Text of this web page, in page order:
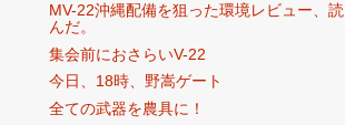
MV-22沖縄配備を狙った環境レビュー、読
んだ。
集会前におさらいV-22
今日、18時、野嵩ゲート
全ての武器を農具に！